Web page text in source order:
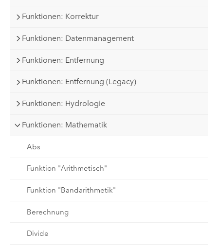
Funktionen: Korrektur
Funktionen: Datenmanagement
Funktionen: Entfernung
Funktionen: Entfernung (Legacy)
Funktionen: Hydrologie
Funktionen: Mathematik
Abs
Funktion "Arithmetisch"
Funktion "Bandarithmetik"
Berechnung
Divide